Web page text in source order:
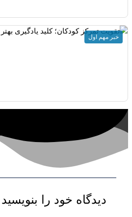
خبر مهم اول
دیدگاه‌ خود را بنویسید